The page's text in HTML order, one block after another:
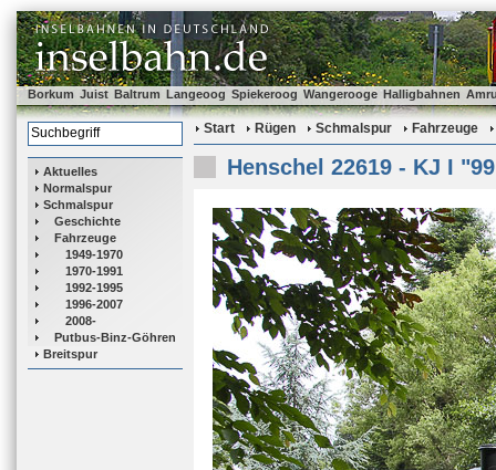
Borkum Juist Baltrum Langeoog Spiekeroog Wangerooge Halligbahnen
Aktuelles
Normalspur
Schmalspur
Geschichte
Fahrzeuge
1949-1970
1970-1991
1992-1995
1996-2007
2008-
Putbus-Binz-Göhren
Breitspur
Start Rügen Schmalspur Fahrzeuge
Henschel 22619 - KJ I